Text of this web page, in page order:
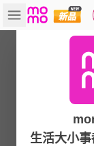
生活大小